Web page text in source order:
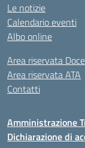
Le notizie
Calendario eventi
Albo online
Area riservata
Area riservata ATA
Contatti
Amministrazione
Dichiarazione di